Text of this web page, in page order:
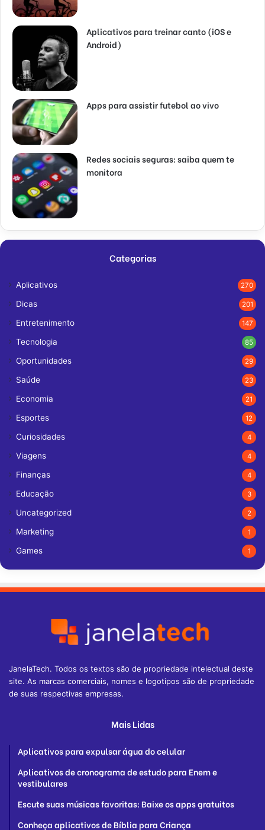
Aplicativos para treinar canto (iOS e
Android)
Apps para assistir futebol ao vivo
Redes sociais seguras: saiba quem te
monitora
Categorias
Aplicativos 270
Dicas 201
Entretenimento 147
Tecnologia 85
Oportunidades 29
Saúde 23
Economia 21
Esportes 12
Curiosidades 4
Viagens 4
Finanças 4
Educação 3
Uncategorized 2
Marketing 1
Games 1
JanelaTech. Todos os textos são de propriedade intelectual deste
site. As marcas comerciais, nomes e logotipos são de propriedade
de suas respectivas empresas.
Mais Lidas
Aplicativos para expulsar água do celular
Aplicativos de cronograma de estudo para Enem e
vestibulares
Escute suas músicas favoritas: Baixe os apps gratuitos
Conheça aplicativos de Bíblia para Criança